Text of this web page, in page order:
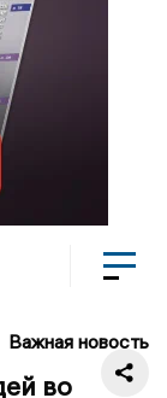
Важная новость
во